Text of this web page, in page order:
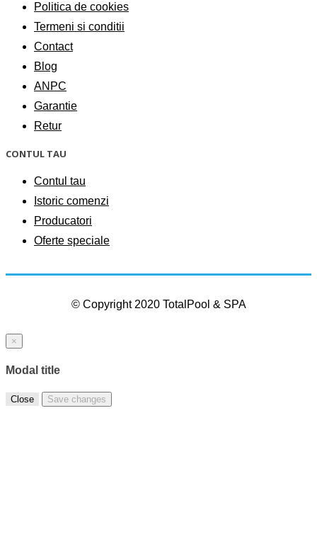
Politica de cookies
Termeni si conditii
Contact
Blog
ANPC
Garantie
Retur
CONTUL TAU
Contul tau
Istoric comenzi
Producatori
Oferte speciale
© Copyright 2020 TotalPool & SPA
×
Modal title
Close Save changes